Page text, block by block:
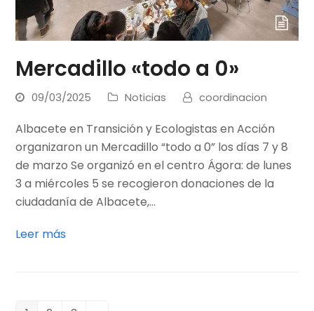
Mercadillo «todo a 0»
09/03/2025 Noticias coordinacion
Albacete en Transición y Ecologistas en Acción
organizaron un Mercadillo “todo a 0” los días 7 y 8
de marzo Se organizó en el centro Ágora: de lunes
3 a miércoles 5 se recogieron donaciones de la
ciudadanía de Albacete,…
Leer más